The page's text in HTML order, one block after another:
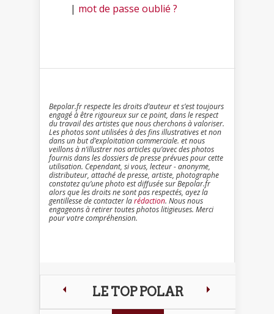
| mot de passe oublié ?
Bepolar.fr respecte les droits d’auteur et s’est toujours
engagé à être rigoureux sur ce point, dans le respect
du travail des artistes que nous cherchons à valoriser.
Les photos sont utilisées à des fins illustratives et non
dans un but d’exploitation commerciale. et nous
veillons à n’illustrer nos articles qu’avec des photos
fournis dans les dossiers de presse prévues pour cette
utilisation. Cependant, si vous, lecteur - anonyme,
distributeur, attaché de presse, artiste, photographe
constatez qu’une photo est diffusée sur Bepolar.fr
alors que les droits ne sont pas respectés, ayez la
gentillesse de contacter larédaction. Nous nous
engageons à retirer toutes photos litigieuses. Merci
pour votre compréhension.
LE TOP POLAR